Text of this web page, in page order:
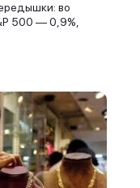
во
500 — 0,9%,